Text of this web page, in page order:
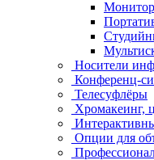
Носители
Конференц-
Телесуфлёры
Хромакеинг,
Опции для